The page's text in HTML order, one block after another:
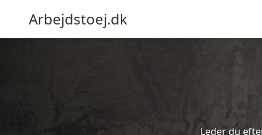
Arbejdstoej.dk
Leder du